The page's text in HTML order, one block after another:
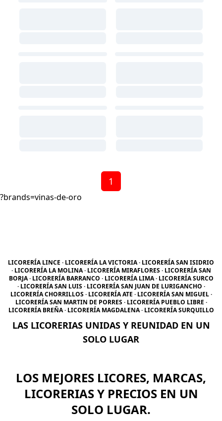
1
?brands=vinas-de-oro
LICORERÍA LINCE · LICORERÍA LA VICTORIA · LICORERÍA SAN ISIDRIO
· LICORERÍA LA MOLINA · LICORERÍA MIRAFLORES · LICORERÍA SAN
BORJA · LICORERÍA BARRANCO · LICORERÍA LIMA · LICORERÍA SURCO
· LICORERÍA SAN LUIS · LICORERÍA SAN JUAN DE LURIGANCHO ·
LICORERÍA CHORRILLOS · LICORERÍA ATE · LICORERÍA SAN MIGUEL ·
LICORERÍA SAN MARTIN DE PORRES · LICORERÍA PUEBLO LIBRE ·
LICORERÍA BREÑA · LICORERÍA MAGDALENA · LICORERÍA SURQUILLO
LAS LICORERIAS UNIDAS Y REUNIDAD EN UN
SOLO LUGAR
LOS MEJORES LICORES, MARCAS,
LICORERIAS Y PRECIOS EN UN
SOLO LUGAR.